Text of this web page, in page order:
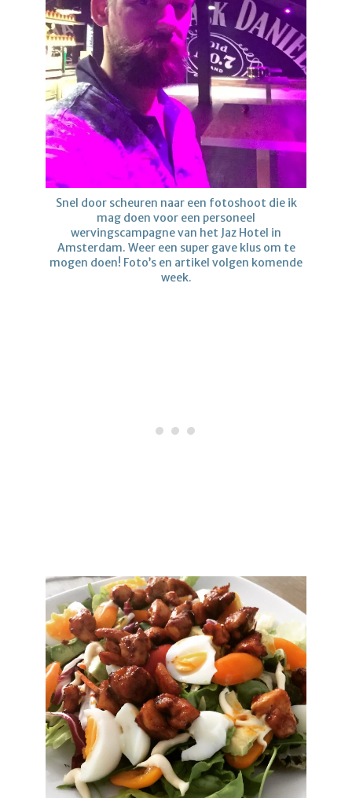
Snel door scheuren naar een fotoshoot die ik
mag doen voor een personeel
wervingscampagne van het Jaz Hotel in
Amsterdam. Weer een super gave klus om te
mogen doen! Foto’s en artikel volgen komende
week.